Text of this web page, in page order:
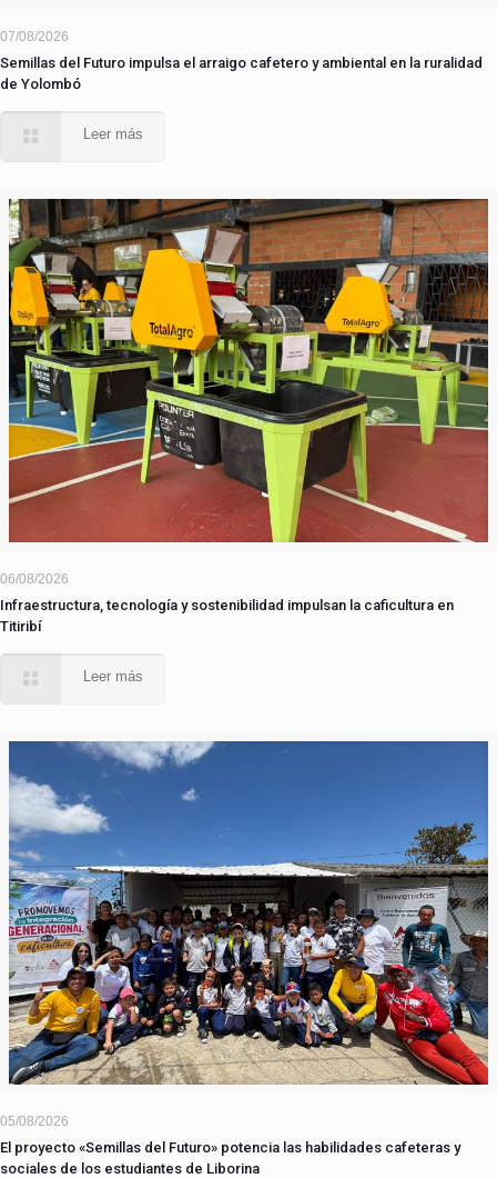
07/08/2026
Semillas del Futuro impulsa el arraigo cafetero y ambiental en la ruralidad
de Yolombó
Leer más
06/08/2026
Infraestructura, tecnología y sostenibilidad impulsan la caficultura en
Titiribí
Leer más
05/08/2026
El proyecto «Semillas del Futuro» potencia las habilidades cafeteras y
sociales de los estudiantes de Liborina